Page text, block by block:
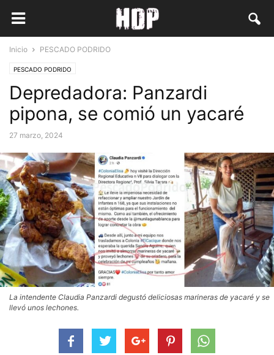
Inicio PESCADO PODRIDO
PESCADO PODRIDO
Depredadora: Panzardi
pipona, se comió un yacaré
27 marzo, 2024
La intendente Claudia Panzardi degustó deliciosas marineras de yacaré y se
llevó unos lechones.